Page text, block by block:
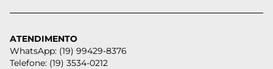
ATENDIMENTO
WhatsApp: (19) 99429-8376
Telefone: (19) 3534-0212